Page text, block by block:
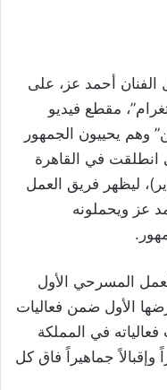
الفنان أحمد عز، على
مقطع فيديو
وهم يحييون الجمهور
انطلقت في القاهرة
6 شباط (فبراير)، ليظهر فريق العمل
عز ويحملونه
المسرحي الأول
الأول ضمن فعاليات
في المملكة
وإقبالاً جماهيراً فاق كل